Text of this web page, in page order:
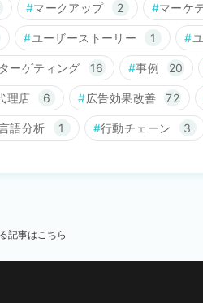
マークアップ 2 マーケ
ユーザーストーリー 1
ーゲティング 16 事例 20
理店 6 広告効果改善 72
語分析 1 行動チェーン 3
記事はこちら